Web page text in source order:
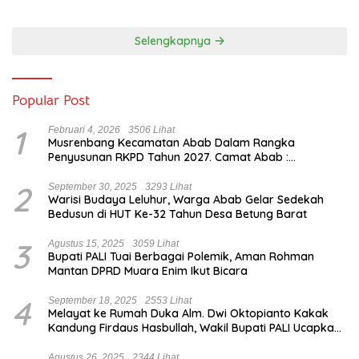
Selengkapnya
Popular Post
1 Februari 4, 2026 3506 Lihat
Musrenbang Kecamatan Abab Dalam Rangka
Penyusunan RKPD Tahun 2027. Camat Abab :
2 September 30, 2025 3293 Lihat
Warisi Budaya Leluhur, Warga Abab Gelar Sedekah
Bedusun di HUT Ke-32 Tahun Desa Betung Barat
3 Agustus 15, 2025 3059 Lihat
Bupati PALI Tuai Berbagai Polemik, Aman Rohman
Mantan DPRD Muara Enim Ikut Bicara
4 September 18, 2025 2553 Lihat
Melayat ke Rumah Duka Alm. Dwi Oktopianto Kakak
Kandung Firdaus Hasbullah, Wakil Bupati PALI Ucapkan